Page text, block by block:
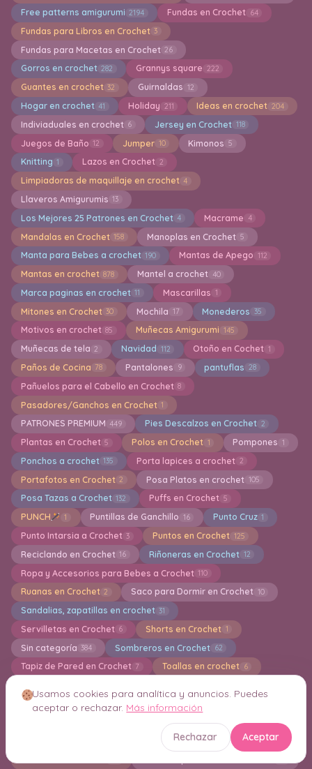
Free patterns amigurumi 2194 Fundas en Crochet 64
Fundas para Libros en Crochet 3
Fundas para Macetas en Crochet 26
Gorros en crochet 282 Grannys square 222
Guantes en crochet 32 Guirnaldas 12
Hogar en crochet 41 Holiday 211 Ideas en crochet 204
Indiviaduales en crochet 6 Jersey en Crochet 118
Juegos de Baño 12 Jumper 10 Kimonos 5
Knitting 1 Lazos en Crochet 2
Limpiadoras de maquillaje en crochet 4
Llaveros Amigurumis 13
Los Mejores 25 Patrones en Crochet 4 Macrame 4
Mandalas en Crochet 158 Manoplas en Crochet 5
Manta para Bebes a crochet 190 Mantas de Apego 112
Mantas en crochet 878 Mantel a crochet 40
Marca paginas en crochet 11 Mascarillas 1
Mitones en Crochet 30 Mochila 17 Monederos 35
Motivos en crochet 85 Muñecas Amigurumi 145
Muñecas de tela 2 Navidad 112 Otoño en Cochet 1
Paños de Cocina 78 Pantalones 9 pantuflas 28
Pañuelos para el Cabello en Crochet 8
Pasadores/Ganchos en Crochet 1
PATRONES PREMIUM 449 Pies Descalzos en Crochet 2
Plantas en Crochet 5 Polos en Crochet 1 Pompones 1
Ponchos a crochet 135 Porta lapices a crochet 2
Portafotos en Crochet 2 Posa Platos en crochet 105
Posa Tazas a Crochet 132 Puffs en Crochet 5
PUNCH 1 Puntillas de Ganchillo 16 Punto Cruz 1
Punto Intarsia a Crochet 3 Puntos en Crochet 125
Reciclando en Crochet 16 Riñoneras en Crochet 12
Ropa y Accesorios para Bebes a Crochet 110
Ruanas en Crochet 2 Saco para Dormir en Crochet 10
Sandalias, zapatillas en crochet 31
Servilletas en Crochet 6 Shorts en Crochet 1
Sin categoría 384 Sombreros en Crochet 62
Tapiz de Pared en Crochet 7 Toallas en crochet 6
Trajes de baños a crochet 13 Trapillo a crochet
Verano a Crochet 1
Vestidos a crochet para muñecas Barbie 8
Usamos cookies para analítica y anuncios. Puedes
aceptar o rechazar. Más información
Rechazar Aceptar